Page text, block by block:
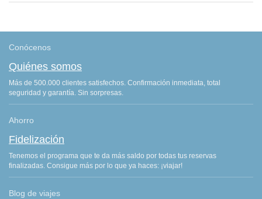
Conócenos
Quiénes somos
Más de 500.000 clientes satisfechos. Confirmación inmediata, total
seguridad y garantía. Sin sorpresas.
Ahorro
Fidelización
Tenemos el programa que te da más saldo por todas tus reservas
finalizadas. Consigue más por lo que ya haces: ¡viajar!
Blog de viajes